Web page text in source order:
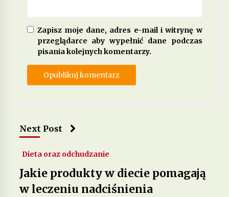
Zapisz moje dane, adres e-mail i witrynę w
przeglądarce aby wypełnić dane podczas
pisania kolejnych komentarzy.
Next Post
Dieta oraz odchudzanie
Jakie produkty w diecie pomagają
w leczeniu nadciśnienia